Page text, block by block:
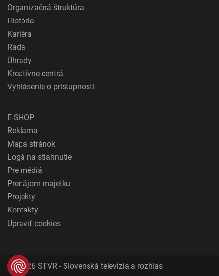
Organizačná štruktúra
História
Kariéra
Rada
Úhrady
Kreatívne centrá
Vyhlásenie o prístupnosti
E-SHOP
Reklama
Mapa stránok
Logá na stiahnutie
Pre médiá
Prenájom majetku
Projekty
Kontakty
Upraviť cookies
© 2026 STVR - Slovenská televízia a rozhlas